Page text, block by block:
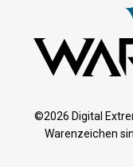
©2026 Digital
Warenzeichen